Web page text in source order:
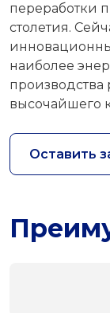
переработки
столетия.
наиболее
высочайшего
Оставить